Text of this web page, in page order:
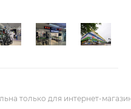
только для интернет-